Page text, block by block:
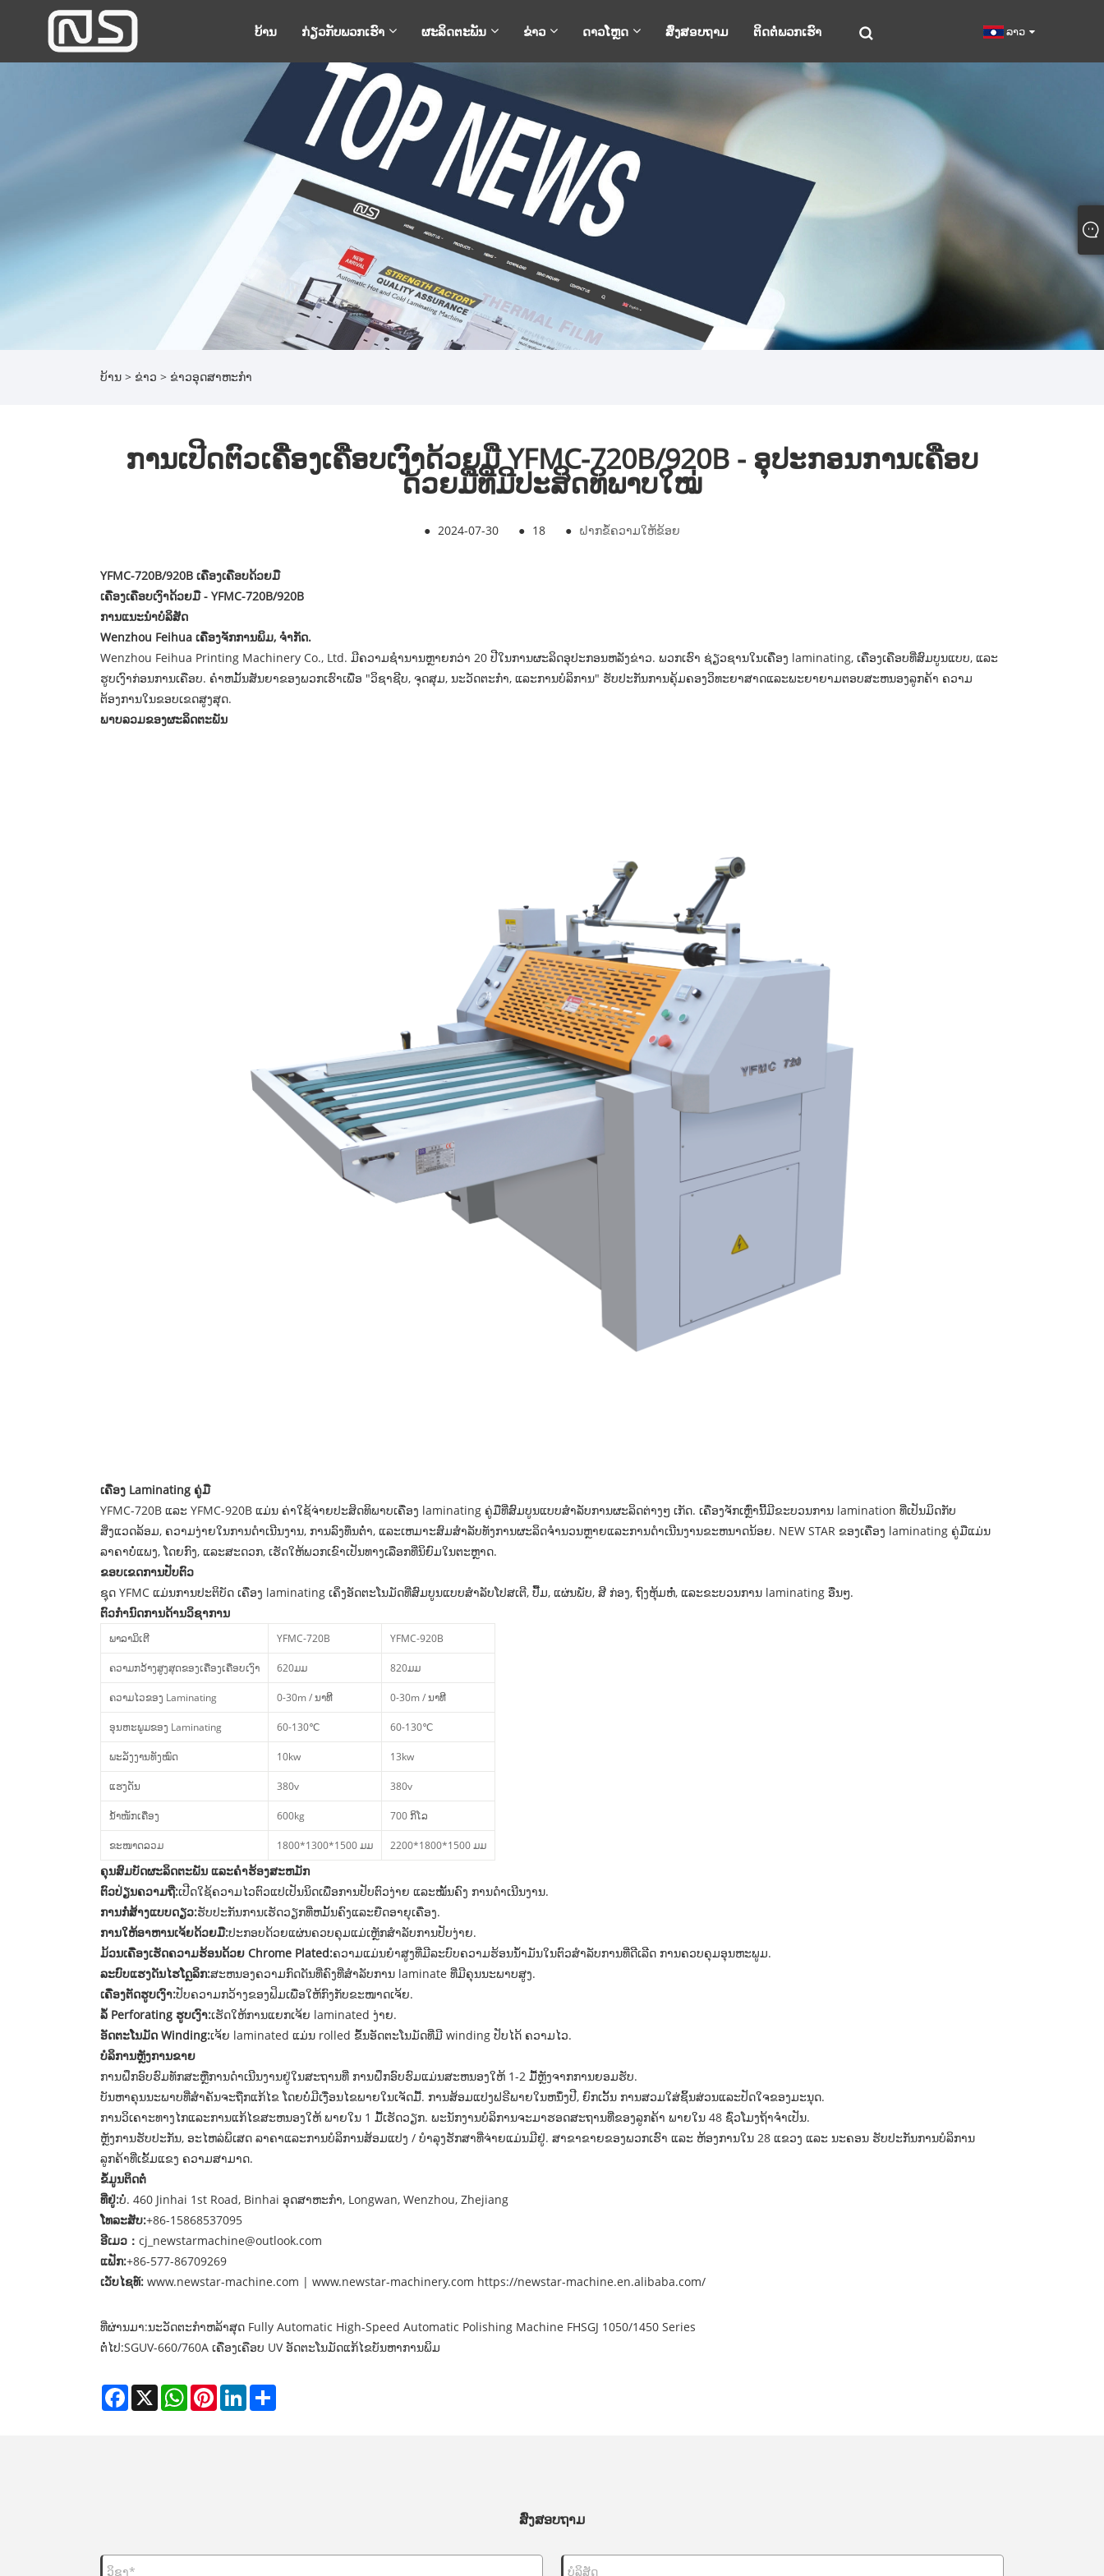
ບ້ານ ກ່ຽວ​ກັບ​ພວກ​ເຮົາ ຜະລິດຕະພັນ ຂ່າວ ດາວໂຫຼດ ສົ່ງສອບຖາມ ຕິດຕໍ່ພວກເຮົາ ລາວ
ບ້ານ > ຂ່າວ > ຂ່າວອຸດສາຫະກໍາ
ການເປີດຕົວເຄື່ອງເຄືອບເງົາດ້ວຍມື YFMC-720B/920B - ອຸປະກອນການເຄືອບ
ດ້ວຍມືທີ່ມີປະສິດທິພາບໃໝ່
● 2024-07-30 ● 18 ● ຝາກຂໍ້ຄວາມໃຫ້ຂ້ອຍ
YFMC-720B/920B ເຄື່ອງເຄືອບດ້ວຍມື
ເຄື່ອງເຄືອບເງົາດ້ວຍມື - YFMC-720B/920B
ການແນະນໍາບໍລິສັດ
Wenzhou Feihua ເຄື່ອງຈັກການພິມ, ຈຳກັດ.
Wenzhou Feihua Printing Machinery Co., Ltd. ມີຄວາມຊໍານານຫຼາຍກວ່າ 20 ປີໃນການຜະລິດອຸປະກອນຫລັງຂ່າວ. ພວກເຮົາ ຊ່ຽວຊານໃນເຄື່ອງ laminating, ເຄື່ອງເຄືອບທີ່ສົມບູນແບບ, ແລະ
ຮູບເງົາກ່ອນການເຄືອບ. ຄໍາ​ຫມັ້ນ​ສັນ​ຍາ​ຂອງ​ພວກ​ເຮົາ​ເພື່ອ "ວິ​ຊາ​ຊີບ, ຈຸດ​ສຸມ, ນະ​ວັດ​ຕະ​ກໍາ, ແລະການບໍລິການ" ຮັບປະກັນການຄຸ້ມຄອງວິທະຍາສາດແລະພະຍາຍາມຕອບສະຫນອງລູກຄ້າ ຄວາມ
ຕ້ອງການໃນຂອບເຂດສູງສຸດ.
ພາບລວມຂອງຜະລິດຕະພັນ
ເຄື່ອງ Laminating ຄູ່ມື
YFMC-720B ແລະ YFMC-920B ແມ່ນ ຄ່າໃຊ້ຈ່າຍປະສິດທິພາບເຄື່ອງ laminating ຄູ່ມືທີ່ສົມບູນແບບສໍາລັບການຜະລິດຕ່າງໆ ເກັດ. ເຄື່ອງຈັກເຫຼົ່ານີ້ມີຂະບວນການ lamination ທີ່ເປັນມິດກັບ
ສິ່ງແວດລ້ອມ, ຄວາມ​ງ່າຍ​ໃນ​ການ​ດໍາ​ເນີນ​ງານ​, ການ​ລົງ​ທຶນ​ຕ​່​ໍ​າ​, ແລະ​ເຫມາະ​ສົມ​ສໍາ​ລັບ​ທັງ​ການ​ຜະ​ລິດ​ຈໍາ​ນວນ​ຫຼາຍ​ ແລະ​ການ​ດໍາ​ເນີນ​ງານ​ຂະ​ຫນາດ​ນ້ອຍ​. NEW STAR ຂອງເຄື່ອງ laminating ຄູ່ມືແມ່ນ
ລາຄາບໍ່ແພງ, ໂດຍກົງ, ແລະສະດວກ, ເຮັດໃຫ້ພວກເຂົາເປັນທາງເລືອກທີ່ນິຍົມໃນຕະຫຼາດ.
ຂອບເຂດການປັບຕົວ
ຊຸດ YFMC ແມ່ນການປະຕິບັດ ເຄື່ອງ laminating ເຄິ່ງອັດຕະໂນມັດທີ່ສົມບູນແບບສໍາລັບໂປສເຕີ, ປື້ມ, ແຜ່ນພັບ, ສີ ກ່ອງ, ຖົງຫຸ້ມຫໍ່, ແລະຂະບວນການ laminating ອື່ນໆ.
ຕົວກໍານົດການດ້ານວິຊາການ
ພາລາມິເຕີ YFMC-720B YFMC-920B
ຄວາມກວ້າງສູງສຸດຂອງເຄື່ອງເຄືອບເງົາ 620ມມ 820ມມ
ຄວາມໄວຂອງ Laminating 0-30m / ນາທີ 0-30m / ນາທີ
ອຸນຫະພູມຂອງ Laminating 60-130℃ 60-130℃
ພະລັງງານທັງໝົດ 10kw 13kw
ແຮງດັນ 380v 380v
ນ້ຳໜັກເຄື່ອງ 600kg 700 ກິ​ໂລ
ຂະໜາດລວມ 1800*1300*1500 ມມ 2200*1800*1500 ມມ
ຄຸນສົມບັດຜະລິດຕະພັນ ແລະຄໍາຮ້ອງສະຫມັກ
ຕົວປ່ຽນຄວາມຖີ່:ເປີດໃຊ້ຄວາມໄວຕົວແປເປັນນິດເພື່ອການປັບຕົວງ່າຍ ແລະໝັ້ນຄົງ ການດໍາເນີນງານ.
ການກໍ່ສ້າງແບບດຽວ:ຮັບປະກັນການເຮັດວຽກທີ່ຫມັ້ນຄົງແລະຍືດອາຍຸເຄື່ອງ.
ການໃຫ້ອາຫານເຈ້ຍດ້ວຍມື:ປະກອບດ້ວຍແຜ່ນຄວບຄຸມແມ່ເຫຼັກສໍາລັບການປັບງ່າຍ.
ມ້ວນເຄື່ອງເຮັດຄວາມຮ້ອນດ້ວຍ Chrome Plated:ຄວາມແມ່ນຍໍາສູງທີ່ມີລະບົບຄວາມຮ້ອນນ້ໍາມັນໃນຕົວສໍາລັບການທີ່ດີເລີດ ການຄວບຄຸມອຸນຫະພູມ.
ລະບົບແຮງດັນໄຮໂດຼລິກ:ສະຫນອງຄວາມກົດດັນທີ່ຄົງທີ່ສໍາລັບການ laminate ທີ່ມີຄຸນນະພາບສູງ.
ເຄື່ອງຕັດຮູບເງົາ:ປັບຄວາມກວ້າງຂອງຟິມເພື່ອໃຫ້ກົງກັບຂະໜາດເຈ້ຍ.
ລໍ້ Perforating ຮູບເງົາ:ເຮັດໃຫ້ການແຍກເຈ້ຍ laminated ງ່າຍ.
ອັດ​ຕະ​ໂນ​ມັດ Winding​:ເຈ້ຍ laminated ແມ່ນ rolled ຂຶ້ນອັດຕະໂນມັດທີ່ມີ winding ປັບໄດ້ ຄວາມໄວ.
ບໍລິການຫຼັງການຂາຍ
ການຝຶກອົບຮົມທັກສະຫຼືການດໍາເນີນງານຢູ່ໃນສະຖານທີ່ ການຝຶກອົບຮົມແມ່ນສະຫນອງໃຫ້ 1-2 ມື້ຫຼັງຈາກການຍອມຮັບ.
ບັນຫາຄຸນນະພາບທີ່ສໍາຄັນຈະຖືກແກ້ໄຂ ໂດຍບໍ່ມີເງື່ອນໄຂພາຍໃນເຈັດມື້. ການສ້ອມແປງຟຣີພາຍໃນຫນຶ່ງປີ, ຍົກເວັ້ນ ການສວມໃສ່ຊິ້ນສ່ວນແລະປັດໃຈຂອງມະນຸດ.
ການວິເຄາະທາງໄກແລະການແກ້ໄຂສະຫນອງໃຫ້ ພາຍໃນ 1 ມື້ເຮັດວຽກ. ພະນັກງານບໍລິການຈະມາຮອດສະຖານທີ່ຂອງລູກຄ້າ ພາຍໃນ 48 ຊົ່ວໂມງຖ້າຈໍາເປັນ.
ຫຼັງການຮັບປະກັນ, ອະໄຫລ່ພິເສດ ລາຄາແລະການບໍລິການສ້ອມແປງ / ບໍາລຸງຮັກສາທີ່ຈ່າຍແມ່ນມີຢູ່. ສາຂາຂາຍຂອງພວກເຮົາ ແລະ ຫ້ອງການໃນ 28 ແຂວງ ແລະ ນະຄອນ ຮັບປະກັນການບໍລິການ
ລູກຄ້າທີ່ເຂັ້ມແຂງ ຄວາມສາມາດ.
ຂໍ້ມູນຕິດຕໍ່
ທີ່ຢູ່:ບໍ່. 460 Jinhai 1st Road, Binhai ອຸດສາຫະກໍາ, Longwan, Wenzhou, Zhejiang
ໂທລະສັບ:+86-15868537095
ອີເມວ ： cj_newstarmachine@outlook.com
ແຟັກ:+86-577-86709269
ເວັບໄຊທ໌: www.newstar-machine.com | www.newstar-machinery.com https://newstar-machine.en.alibaba.com/
ທີ່ຜ່ານມາ:ນະວັດຕະກໍາຫລ້າສຸດ Fully Automatic High-Speed ​​Automatic Polishing Machine FHSGJ 1050/1450 Series
ຕໍ່ໄປ:SGUV-660/760A ເຄື່ອງເຄືອບ UV ອັດຕະໂນມັດແກ້ໄຂບັນຫາການພິມ
Facebook
X WhatsAppPinterestLinkedIn
ສົ່ງສອບຖາມ